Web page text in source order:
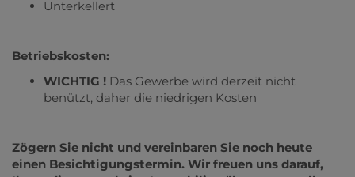
Unterkellert
Betriebskosten:
WICHTIG ! Das Gewerbe wird derzeit nicht
benützt, daher die niedrigen Kosten
Zögern Sie nicht und vereinbaren Sie noch heute
einen Besichtigungstermin. Wir freuen uns darauf,